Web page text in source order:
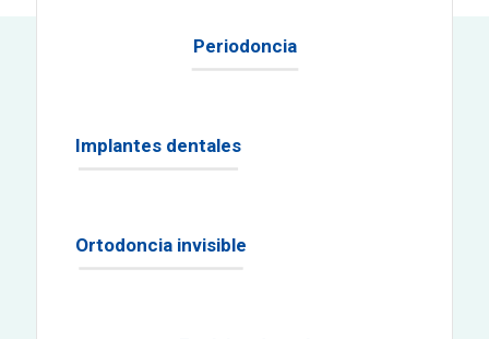
Periodoncia
Implantes dentales
Ortodoncia invisible